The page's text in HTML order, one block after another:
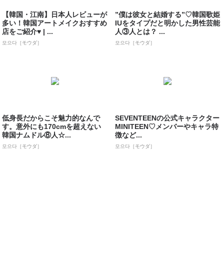
【韓国・江南】日本人レビューが
多い！韓国アートメイクおすすめ
店をご紹介♥ | ...
모으다［モウダ］
”僕は彼女と結婚する”♡韓国歌姫
IUをタイプだと明かした男性芸能
人③人とは？ ...
모으다［モウダ］
低身長だからこそ魅力的なんで
す。意外にも170cmを超えない
韓国ナムドル⑧人☆...
모으다［モウダ］
SEVENTEENの公式キャラクター
MINITEEN♡メンバーやキャラ特
徴など...
모으다［モウダ］